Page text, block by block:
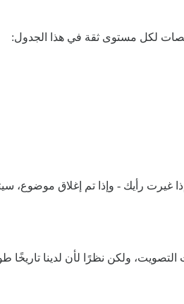
لكل مستوى ثقة في هذا الجدول:
غيرت رأيك - وإذا تم إغلاق
ولكن نظرًا لأن لدينا تاريخًا